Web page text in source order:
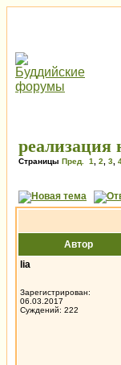
реализация
Страницы Пред. 1 2 3
Автор
lia
Зарегистрирован:
06.03.2017
Суждений: 222